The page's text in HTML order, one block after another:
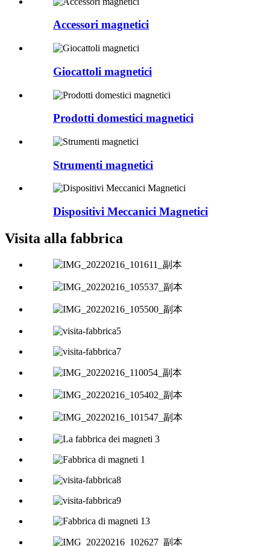
Accessori magnetici
Giocattoli magnetici
Prodotti domestici magnetici
Strumenti magnetici
Dispositivi Meccanici Magnetici
Visita alla fabbrica